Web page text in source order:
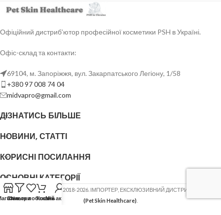
Офіційний дистриб’ютор професійної косметики PSH в Україні.
Офіс-склад та контакти:
69104, м. Запоріжжя, вул. Закарпатського Легіону, 1/58
+380 97 008 74 04
midvapro@gmail.com
ДІЗНАТИСЬ БІЛЬШЕ
НОВИНИ, СТАТТІ
КОРИСНІ ПОСИЛАННЯ
ОСНОВНІ КАТЕГОРІЇ
ФОП ШОВГЕНЮК Ю.В. 2018-2026. ІМПОРТЕР, ЕКСКЛЮЗИВНИЙ ДИСТРИБ'ЮТОР
(Pet Skin Healthcare)
Фільтри
Список побажань
КошикМій акаунт